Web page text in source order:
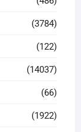
(3784)
(122)
(14037)
(66)
(1922)